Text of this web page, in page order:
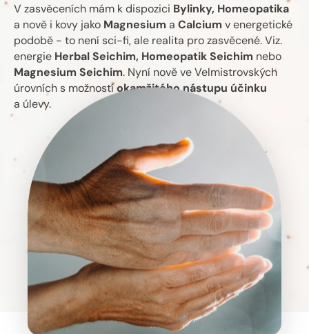
V zasvěceních mám k dispozici Bylinky, Homeopatika
a nově i kovy jako Magnesium a Calcium v energetické
podobě - to není sci-fi, ale realita pro zasvěcené. Viz.
energie Herbal Seichim, HomeopatikSeichim nebo
Magnesium Seichim. Nyní nově ve Velmistrovských
úrovních s možnostíokamžitéhonástupu účinku
a úlevy.